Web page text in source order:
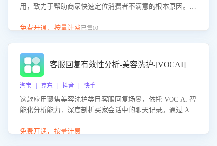
用，致力于帮助商家快速定位消费者不满意的根本原因。该
客服原因或其它部门原因，明确责任归属，提供可落地的改
改，有效提升客户满意度和店铺整体服务质量。
免费开通，按量计费已售10+
客服回复有效性分析-美容洗护-[VOCAI]
淘宝 | 京东 | 抖音 | 快手
这款应用聚焦美容洗护类目客服回复场景，依托 VOC AI 智
能化分析能力，深度剖析买家会话中的聊天记录。通过 AI
答的有效性与完整性，输出针对性改进策略，助力商家快速
免费开通，按量计费